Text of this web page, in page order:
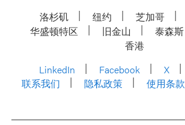
洛杉矶 纽约 芝加哥
华盛顿特区
旧金山 泰森斯
香港
LinkedIn
Facebook X
联系我们
隐私政策 使用条款